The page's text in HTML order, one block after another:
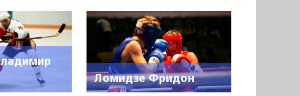
Ломидзе Фридон